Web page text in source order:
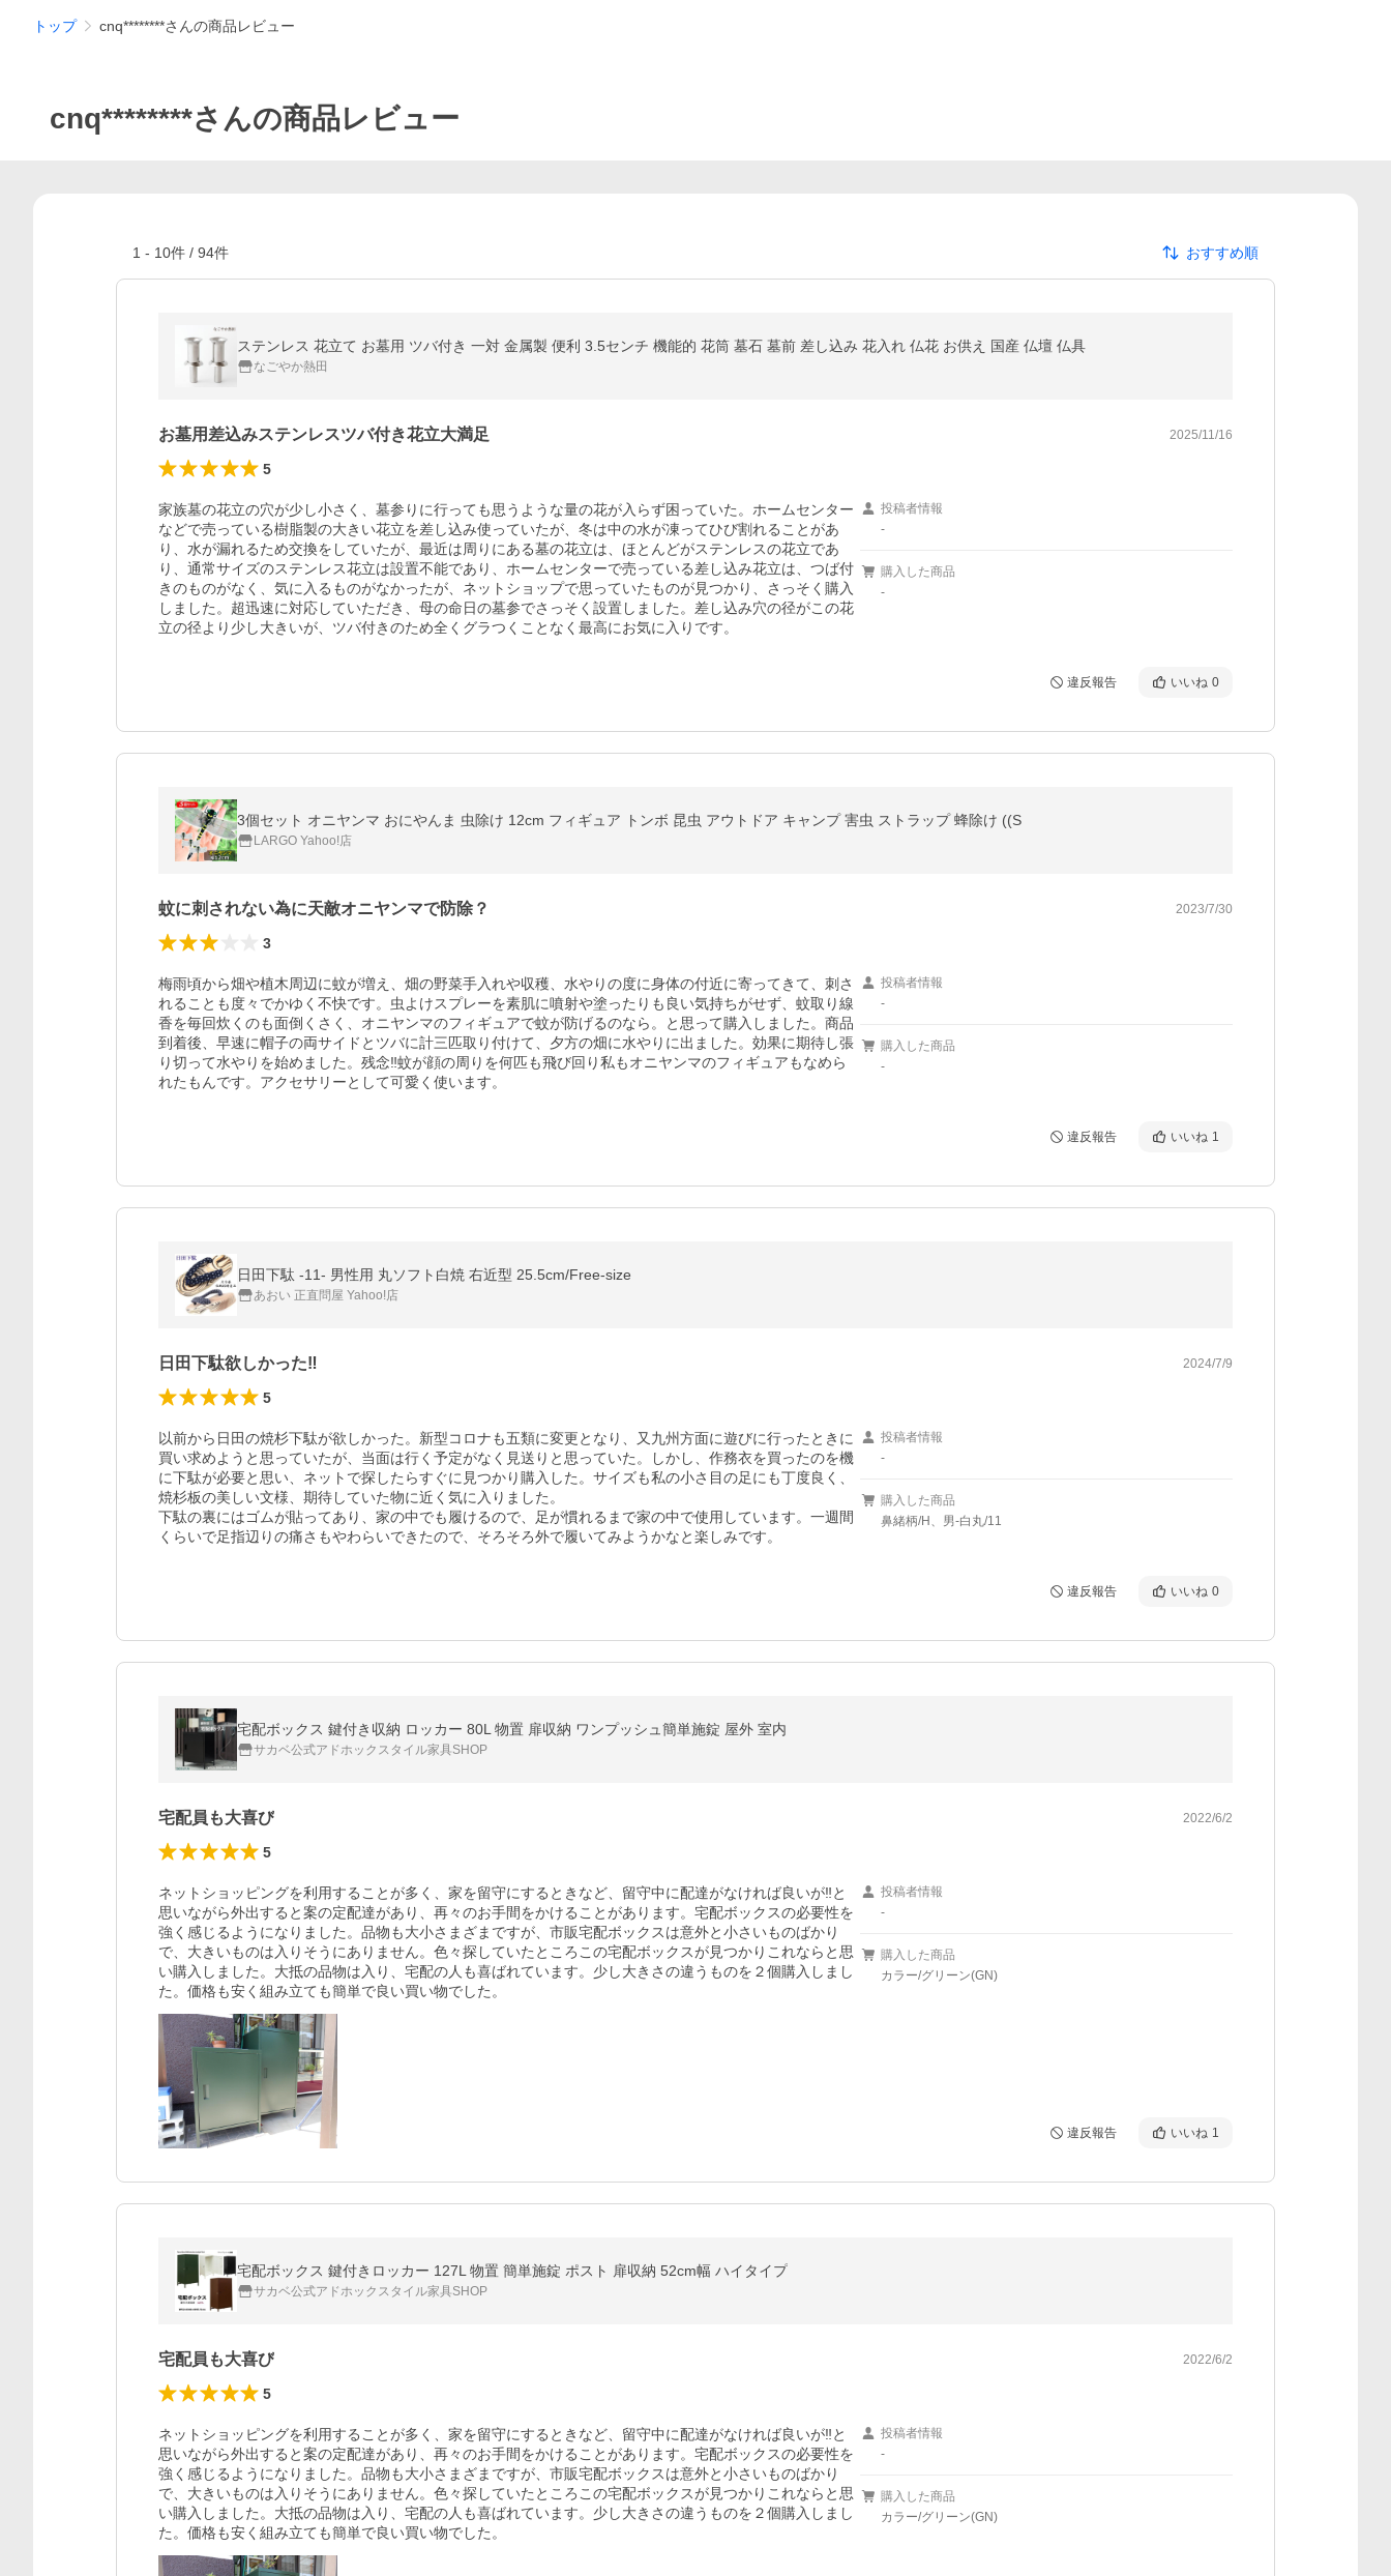
トップ cnq********さんの商品レビュー
cnq********さんの商品レビュー
1 - 10件 / 94件 おすすめ順
ステンレス 花立て お墓用 ツバ付き 一対 金属製 便利 3.5センチ 機能的 花筒 墓石 墓前 差し込み 花入れ 仏花 お供え 国産 仏壇 仏具
なごやか熱田
お墓用差込みステンレスツバ付き花立大満足 2025/11/16
5
家族墓の花立の穴が少し小さく、墓参りに行っても思うような量の花が入らず困っていた。ホームセンター
などで売っている樹脂製の大きい花立を差し込み使っていたが、冬は中の水が凍ってひび割れることがあ
り、水が漏れるため交換をしていたが、最近は周りにある墓の花立は、ほとんどがステンレスの花立であ
り、通常サイズのステンレス花立は設置不能であり、ホームセンターで売っている差し込み花立は、つば付
きのものがなく、気に入るものがなかったが、ネットショップで思っていたものが見つかり、さっそく購入
しました。超迅速に対応していただき、母の命日の墓参でさっそく設置しました。差し込み穴の径がこの花
立の径より少し大きいが、ツバ付きのため全くグラつくことなく最高にお気に入りです。
投稿者情報
-
購入した商品
-
違反報告 いいね 0
3個セット オニヤンマ おにやんま 虫除け 12cm フィギュア トンボ 昆虫 アウトドア キャンプ 害虫 ストラップ 蜂除け ((S
LARGO Yahoo!店
蚊に刺されない為に天敵オニヤンマで防除？ 2023/7/30
3
梅雨頃から畑や植木周辺に蚊が増え、畑の野菜手入れや収穫、水やりの度に身体の付近に寄ってきて、刺さ
れることも度々でかゆく不快です。虫よけスプレーを素肌に噴射や塗ったりも良い気持ちがせず、蚊取り線
香を毎回炊くのも面倒くさく、オニヤンマのフィギュアで蚊が防げるのなら。と思って購入しました。商品
到着後、早速に帽子の両サイドとツバに計三匹取り付けて、夕方の畑に水やりに出ました。効果に期待し張
り切って水やりを始めました。残念‼蚊が顔の周りを何匹も飛び回り私もオニヤンマのフィギュアもなめら
れたもんです。アクセサリーとして可愛く使います。
投稿者情報
-
購入した商品
-
違反報告 いいね 1
日田下駄 -11- 男性用 丸ソフト白焼 右近型 25.5cm/Free-size
あおい 正直問屋 Yahoo!店
日田下駄欲しかった‼ 2024/7/9
5
以前から日田の焼杉下駄が欲しかった。新型コロナも五類に変更となり、又九州方面に遊びに行ったときに
買い求めようと思っていたが、当面は行く予定がなく見送りと思っていた。しかし、作務衣を買ったのを機
に下駄が必要と思い、ネットで探したらすぐに見つかり購入した。サイズも私の小さ目の足にも丁度良く、
焼杉板の美しい文様、期待していた物に近く気に入りました。
下駄の裏にはゴムが貼ってあり、家の中でも履けるので、足が慣れるまで家の中で使用しています。一週間
くらいで足指辺りの痛さもやわらいできたので、そろそろ外で履いてみようかなと楽しみです。
投稿者情報
-
購入した商品
鼻緒柄/H、男-白丸/11
違反報告 いいね 0
宅配ボックス 鍵付き収納 ロッカー 80L 物置 扉収納 ワンプッシュ簡単施錠 屋外 室内
サカベ公式アドホックスタイル家具SHOP
宅配員も大喜び 2022/6/2
5
ネットショッピングを利用することが多く、家を留守にするときなど、留守中に配達がなければ良いが‼と
思いながら外出すると案の定配達があり、再々のお手間をかけることがあります。宅配ボックスの必要性を
強く感じるようになりました。品物も大小さまざまですが、市販宅配ボックスは意外と小さいものばかり
で、大きいものは入りそうにありません。色々探していたところこの宅配ボックスが見つかりこれならと思
い購入しました。大抵の品物は入り、宅配の人も喜ばれています。少し大きさの違うものを２個購入しまし
た。価格も安く組み立ても簡単で良い買い物でした。
投稿者情報
-
購入した商品
カラー/グリーン(GN)
違反報告 いいね 1
宅配ボックス 鍵付きロッカー 127L 物置 簡単施錠 ポスト 扉収納 52cm幅 ハイタイプ
サカベ公式アドホックスタイル家具SHOP
宅配員も大喜び 2022/6/2
5
ネットショッピングを利用することが多く、家を留守にするときなど、留守中に配達がなければ良いが‼と
思いながら外出すると案の定配達があり、再々のお手間をかけることがあります。宅配ボックスの必要性を
強く感じるようになりました。品物も大小さまざまですが、市販宅配ボックスは意外と小さいものばかり
で、大きいものは入りそうにありません。色々探していたところこの宅配ボックスが見つかりこれならと思
い購入しました。大抵の品物は入り、宅配の人も喜ばれています。少し大きさの違うものを２個購入しまし
た。価格も安く組み立ても簡単で良い買い物でした。
投稿者情報
-
購入した商品
カラー/グリーン(GN)